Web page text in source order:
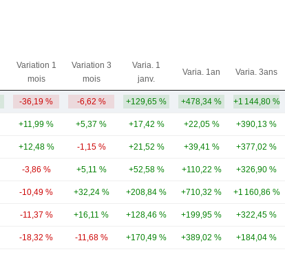
Variation 1
mois
Variation 3
mois
Varia. 1
janv.
Varia. 1an Varia. 3ans
-36,19 % -6,62 % +129,65 % +478,34 % +1 144,80 %
+11,99 % +5,37 % +17,42 % +22,05 % +390,13 %
+12,48 % -1,15 % +21,52 % +39,41 % +377,02 %
-3,86 % +5,11 % +52,58 % +110,22 % +326,90 %
-10,49 % +32,24 % +208,84 % +710,32 % +1 160,86 %
-11,37 % +16,11 % +128,46 % +199,95 % +322,45 %
-18,32 % -11,68 % +170,49 % +389,02 % +184,04 %